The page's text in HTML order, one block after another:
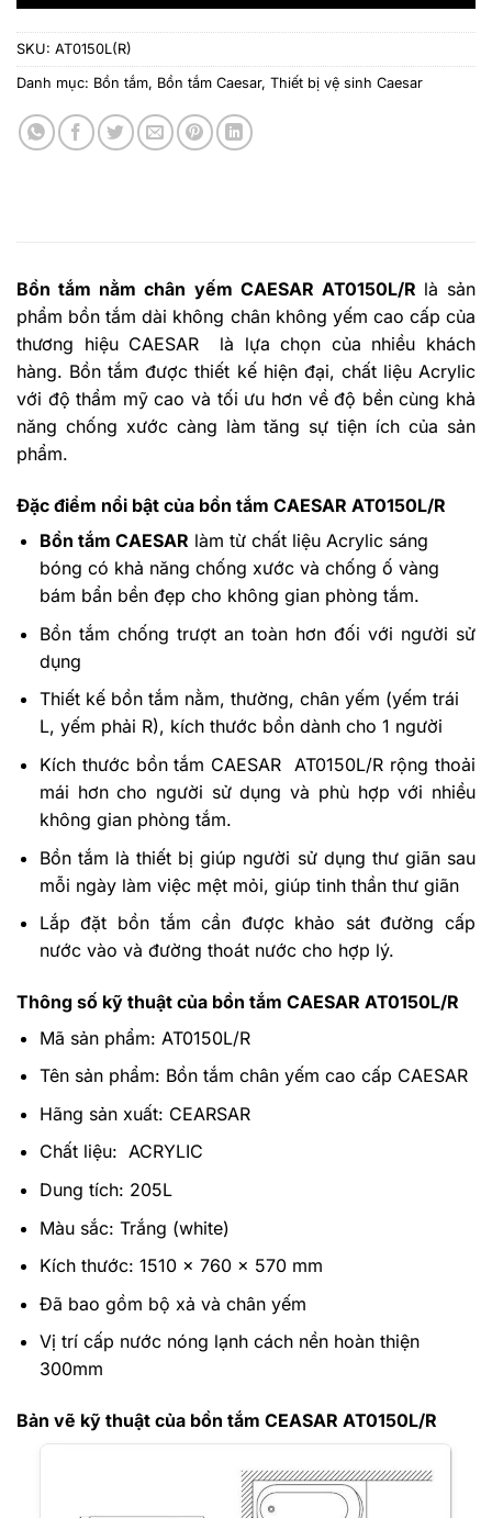
SKU: AT0150L(R)
Danh mục: Bồn tắm, Bồn tắm Caesar, Thiết bị vệ sinh Caesar
Bồn tắm nằm chân yếm CAESAR AT0150L/R là sản
phẩm bồn tắm dài không chân không yếm cao cấp của
thương hiệu CAESAR là lựa chọn của nhiều khách
hàng. Bồn tắmđược thiết kế hiện đại, chất liệu Acrylic
với độ thẩm mỹ cao và tối ưu hơn về độ bền cùng khả
năng chống xước càng làm tăng sự tiện ích của sản
phẩm.
Đặc điểm nổi bật của bồn tắm CAESAR AT0150L/R
Bồn tắm CAESAR làm từ chất liệu Acrylic sáng
bóng có khả năng chống xước và chống ố vàng
bám bẩn bền đẹp cho không gian phòng tắm.
Bồn tắm chống trượt an toàn hơn đối với người sử
dụng
Thiết kế bồn tắm nằm, thường, chân yếm (yếm trái
L, yếm phải R), kích thước bồn dành cho 1 người
Kích thước bồn tắm CAESAR AT0150L/R rộng thoải
mái hơn cho người sử dụng và phù hợp với nhiều
không gian phòng tắm.
Bồn tắm là thiết bị giúp người sử dụng thư giãn sau
mỗi ngày làm việc mệt mỏi, giúp tinh thần thư giãn
Lắp đặt bồn tắm cần được khảo sát đường cấp
nước vào và đường thoát nước cho hợp lý.
Thông số kỹ thuật của bồn tắm CAESAR AT0150L/R
Mã sản phẩm: AT0150L/R
Tên sản phẩm: Bồn tắm chân yếm cao cấp CAESAR
Hãng sản xuất: CEARSAR
Chất liệu: ACRYLIC
Dung tích: 205L
Màu sắc: Trắng (white)
Kích thước: 1510 x 760 x 570 mm
Đã bao gồm bộ xả và chân yếm
Vị trí cấp nước nóng lạnh cách nền hoàn thiện
300mm
Bản vẽ kỹ thuật của bồn tắm CEASAR AT0150L/R